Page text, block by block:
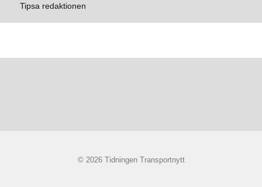
Tipsa redaktionen
© 2026 Tidningen Transportnytt